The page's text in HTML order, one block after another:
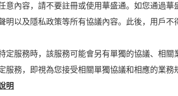
意內容，請不要註冊或使用華盛通。如您通過
明以及隱私政策等所有協議內容。此後，用戶不
定服務時，該服務可能會另有單獨的協議、相
服務，即視為您接受相關單獨協議和相應的業務
明